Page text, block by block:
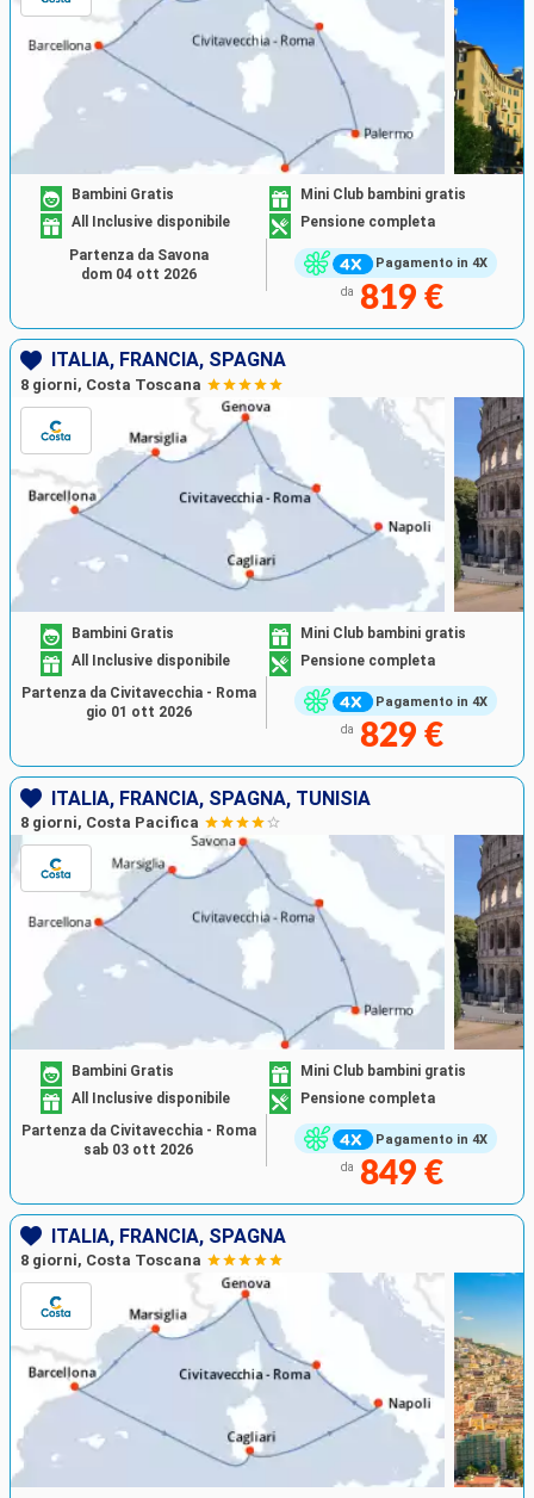
Pagamento in 4X
Bambini Gratis
Mini Club bambini gratis
All Inclusive disponibile
Pensione completa
da 819 €
Partenza da Savona
dom 04 ott 2026
ITALIA, FRANCIA, SPAGNA
8 giorni, Costa Toscana
Pagamento in 4X
Bambini Gratis
Mini Club bambini gratis
All Inclusive disponibile
Pensione completa
da 829 €
Partenza da Civitavecchia - Roma
gio 01 ott 2026
ITALIA, FRANCIA, SPAGNA, TUNISIA
8 giorni, Costa Pacifica
Pagamento in 4X
Bambini Gratis
Mini Club bambini gratis
All Inclusive disponibile
Pensione completa
da 849 €
Partenza da Civitavecchia - Roma
sab 03 ott 2026
ITALIA, FRANCIA, SPAGNA
8 giorni, Costa Toscana